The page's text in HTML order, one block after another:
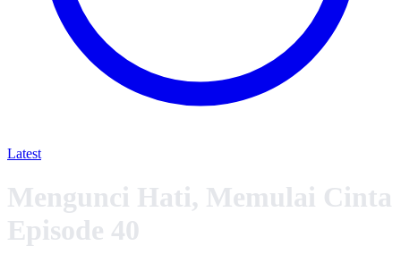
Latest
Mengunci Hati, Memulai Cinta
Episode 40